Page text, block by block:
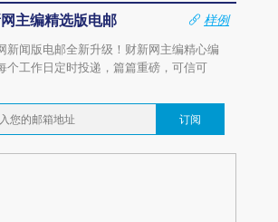
走私7万
内含3种
视线｜被称为“蟑螂”的印
度Z世代 用街头抗争将教
视线｜“入侵”
机”？难民潮
主编精选版电邮
样例
新闻版电邮全新升级！财新网主编精心编
个工作日定时投递，篇篇重磅，可信可
订阅